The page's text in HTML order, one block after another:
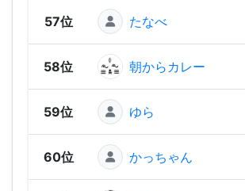
57位 たなべ
58位 朝からカレー
59位 ゆら
60位 かっちゃん